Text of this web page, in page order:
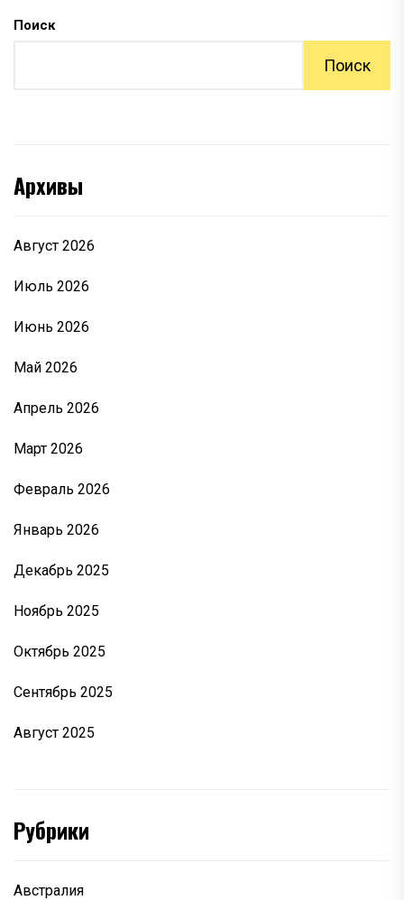
Поиск
Поиск
Архивы
Август 2026
Июль 2026
Июнь 2026
Май 2026
Апрель 2026
Март 2026
Февраль 2026
Январь 2026
Декабрь 2025
Ноябрь 2025
Октябрь 2025
Сентябрь 2025
Август 2025
Рубрики
Австралия